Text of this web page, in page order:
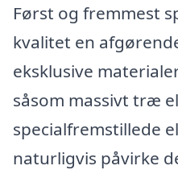
Først og fremmest
kvalitet en
eksklusive
såsom massivt træ
specialfremstillede
naturligvis påvirke